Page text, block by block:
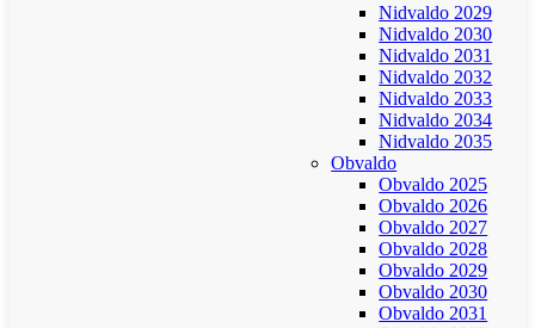
Nidvaldo 2029
Nidvaldo 2030
Nidvaldo 2031
Nidvaldo 2032
Nidvaldo 2033
Nidvaldo 2034
Nidvaldo 2035
Obvaldo
Obvaldo 2025
Obvaldo 2026
Obvaldo 2027
Obvaldo 2028
Obvaldo 2029
Obvaldo 2030
Obvaldo 2031